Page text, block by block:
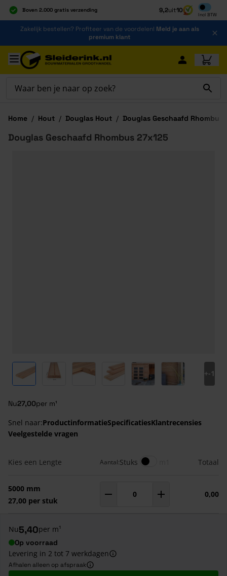
Boven 2.000 gratis verzending
Al 40 jaar dé specialist
Alles onder één dak
9,2uit10
Incl BTW
Inclusief
Ga naar de inhoud
Zakelijk bestellen? Profiteer van de voordelen! Meld je aan als
premium klant
Ga naar hoofdinhoud
Home / Hout / Douglas Hout / Douglas Geschaafd Rhombus
View larger imageView larger imageView larger image
View larger imageView larger image
View larger
+-1
Nu27,00per m¹
Douglas Geschaafd Rhombus 27x125
Snel naar:ProductinformatieSpecificatiesKlantrecensies
Veelgestelde vragen
Gegroepeerde productitems
Kies een Lengte Aantal:Stuks Meters Totaal
5000 mm
27,00 per stuk
Aantal m¹ 0,00
Nu5,40per m¹
Op voorraad
Levering in 2 tot 7 werkdagen
Afhalen alleen op afspraak